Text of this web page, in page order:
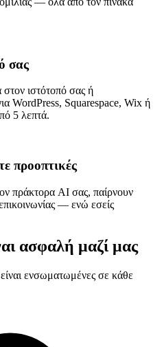
σας
ιστότοπό σας ή
WordPress, Squarespace, Wix ή
5 λεπτά.
προοπτικές
πράκτορα AI σας, παίρνουν
— ενώ εσείς
ασφαλή μαζί μας
ενσωματωμένες σε κάθε